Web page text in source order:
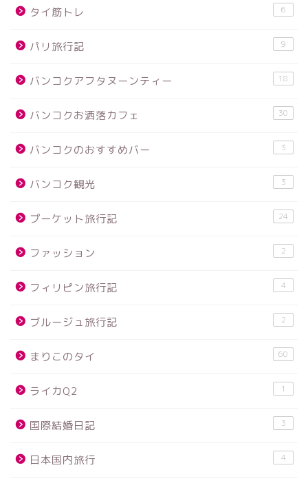
タイ筋トレ 6
パリ旅行記 9
バンコクアフタヌーンティー 18
バンコクお洒落カフェ 30
バンコクのおすすめバー 3
バンコク観光 3
プーケット旅行記 24
ファッション 2
フィリピン旅行記 4
ブルージュ旅行記 2
まりこのタイ 60
ライカQ2 1
国際結婚日記 3
日本国内旅行 4